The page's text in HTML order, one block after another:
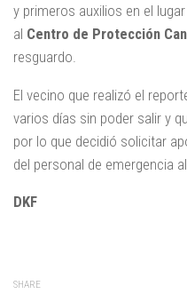
y primeros auxilios en el
al Centro de Protección
resguardo.
El vecino que realizó el
varios días sin poder salir y
por lo que decidió solicitar
del personal de emergencia
DKF
SHARE